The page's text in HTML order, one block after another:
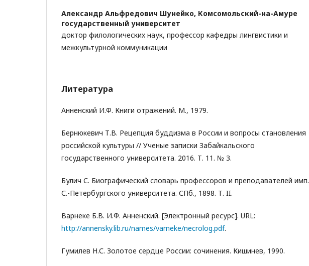
Александр Альфредович Шунейко, Комсомольский-на-Амуре
государственный университет
доктор филологических наук, профессор кафедры лингвистики и
межкультурной коммуникации
Литература
Анненский И.Ф. Книги отражений. М., 1979.
Бернюкевич Т.В. Рецепция буддизма в России и вопросы становления
российской культуры // Ученые записки Забайкальского
государственного университета. 2016. Т. 11. № 3.
Булич С. Биографический словарь профессоров и преподавателей имп.
С.-Петербургского университета. СПб., 1898. Т. II.
Варнеке Б.В. И.Ф. Анненский. [Электронный ресурс]. URL:
http://annensky.lib.ru/names/varneke/necrolog.pdf.
Гумилев Н.С. Золотое сердце России: сочинения. Кишинев, 1990.